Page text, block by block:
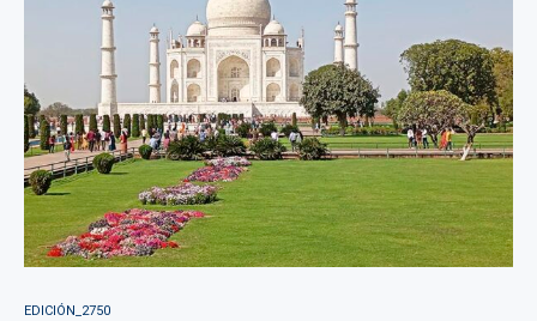
EDICIÓN_2750